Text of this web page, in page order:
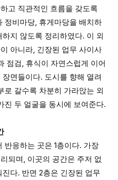
고 직관적인 흐름을 갖도록
정비마당, 휴게마당을 배치하
지 않도록 정리하였다. 이 외
아니라, 긴장된 업무 사이사
점검, 휴식이 자연스럽게 이어
면들이다. 도시를 향해 열려
로 갈수록 차분히 가라앉는 외
진 두 얼굴을 동시에 보여준다.
반응하는 곳은 1층이다. 가장
되며, 이곳의 공간은 주저 없
다. 반면 2층은 긴장된 업무